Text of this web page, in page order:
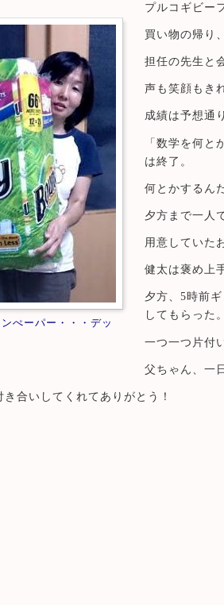
ぺーパー・・・デッ
プルコギビー
買い物の帰り
担任の先生と
声も笑顔もき
成績は予想通
「数学を何
は終了。
何とかするん
夕方まで一人
用意していた
健太は褒め上
夕方、5時前
してもらった。
一つ一つ片付
父ちゃん、一
合いしてくれてありがとう！